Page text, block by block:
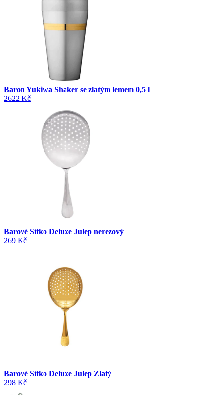
Baron Yukiwa Shaker se zlatým lemem 0,5 l
2622 Kč
Barové Sítko Deluxe Julep nerezový
269 Kč
Barové Sítko Deluxe Julep Zlatý
298 Kč